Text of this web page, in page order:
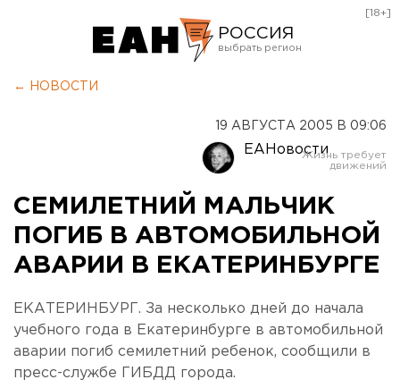
РОССИЯ
Оренбург
[18+]
← НОВОСТИ
19 АВГУСТА 2005 В 09:06
ЕАНовости
СЕМИЛЕТНИЙ МАЛЬЧИК
ПОГИБ В АВТОМОБИЛЬНОЙ
АВАРИИ В ЕКАТЕРИНБУРГЕ
ЕКАТЕРИНБУРГ. За несколько дней до начала
учебного года в Екатеринбурге в автомобильной
аварии погиб семилетний ребенок, сообщили в
пресс-службе ГИБДД города.